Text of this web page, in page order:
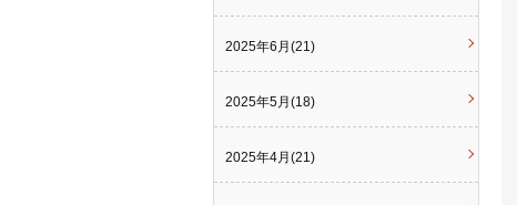
2025年6月(21)
2025年5月(18)
2025年4月(21)